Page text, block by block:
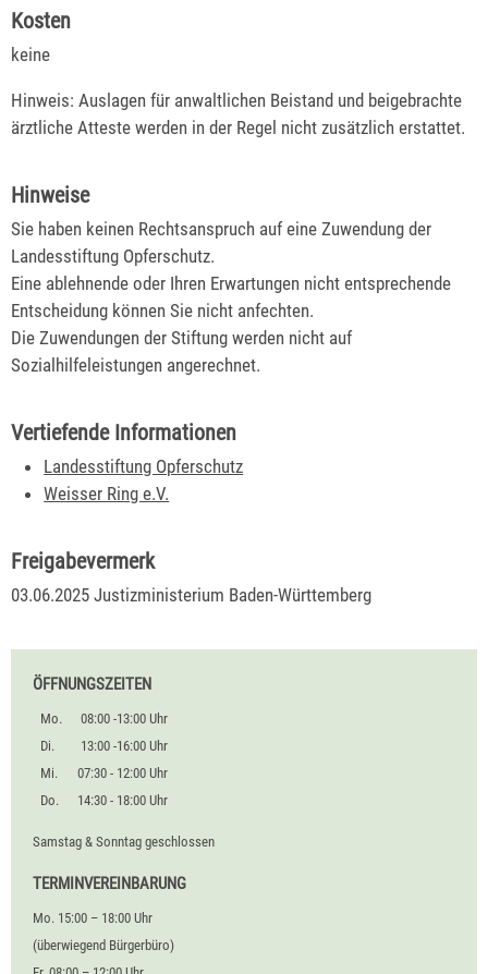
Kosten
keine
Hinweis: Auslagen für anwaltlichen Beistand und beigebrachte
ärztliche Atteste werden in der Regel nicht zusätzlich erstattet.
Hinweise
Sie haben keinen Rechtsanspruch auf eine Zuwendung der
Landesstiftung Opferschutz.
Eine ablehnende oder Ihren Erwartungen nicht entsprechende
Entscheidung können Sie nicht anfechten.
Die Zuwendungen der Stiftung werden nicht auf
Sozialhilfeleistungen angerechnet.
Vertiefende Informationen
Landesstiftung Opferschutz
Weisser Ring e.V.
Freigabevermerk
03.06.2025 Justizministerium Baden-Württemberg
ÖFFNUNGSZEITEN
Mo.
08:00 -13:00 Uhr
Di.
13:00 -16:00 Uhr
Mi.
07:30 - 12:00 Uhr
Do.
14:30 - 18:00 Uhr
Samstag & Sonntag geschlossen
TERMINVEREINBARUNG
Mo. 15:00 – 18:00 Uhr
(überwiegend Bürgerbüro)